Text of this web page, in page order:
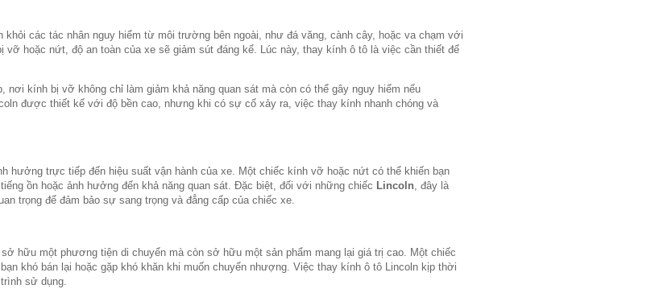
các tác nhân nguy hiểm từ môi trường bên ngoài, như đá văng, cành cây, hoặc va chạm với
vỡ hoặc nứt, độ an toàn của xe sẽ giảm sút đáng kể. Lúc này, thay kính ô tô là việc cần thiết để
kính bị vỡ không chỉ làm giảm khả năng quan sát mà còn có thể gây nguy hiểm nếu
được thiết kế với độ bền cao, nhưng khi có sự cố xảy ra, việc thay kính nhanh chóng và
hưởng trực tiếp đến hiệu suất vận hành của xe. Một chiếc kính vỡ hoặc nứt có thể khiến bạn
ồn hoặc ảnh hưởng đến khả năng quan sát. Đặc biệt, đối với những chiếc Lincoln , đây là
trọng để đảm bảo sự sang trọng và đẳng cấp của chiếc xe.
hữu một phương tiện di chuyển mà còn sở hữu một sản phẩm mang lại giá trị cao. Một chiếc
khó bán lại hoặc gặp khó khăn khi muốn chuyển nhượng. Việc thay kính ô tô Lincoln kịp thời
sử dụng.